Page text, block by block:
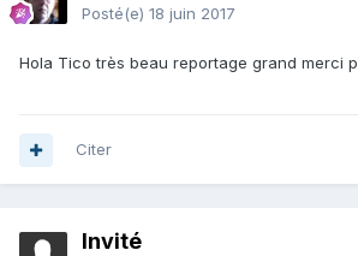
Posté(e) 18 juin 2017
Hola Tico très beau reportage grand merci
Citer
Invité